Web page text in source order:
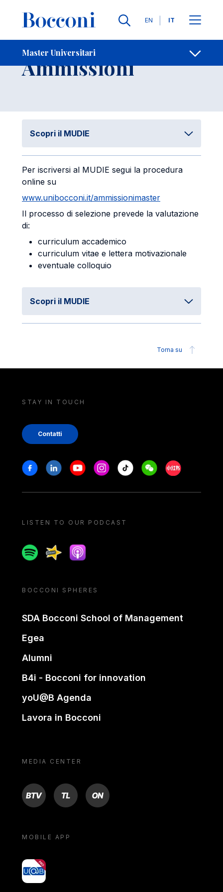
Lingue
EN IT
Master Universitari
Briciole di pane
Selezione e
Ammissioni Apri
Scopri il MUDIE
Per iscriversi al MUDIE segui la procedura
online su
www.unibocconi.it/ammissionimaster
Il processo di selezione prevede la valutazione
di:
curriculum accademico
curriculum vitae e lettera motivazionale
eventuale colloquio
Scopri il MUDIE
Torna su
STAY IN TOUCH
Contatti
Stay in touch
FacebookLinkedinYoutubeInstagram
Tiktok WeechatXiaohongshu/
LISTEN TO OUR PODCAST
SpotifySpreakerApple podcast
BOCCONI SPHERES
SDA Bocconi School of Management
Egea
Alumni
B4i - Bocconi for innovation
yoU@B Agenda
Lavora in Bocconi
MEDIA CENTER
BTV TL ON
MOBILE APP
yoU@B